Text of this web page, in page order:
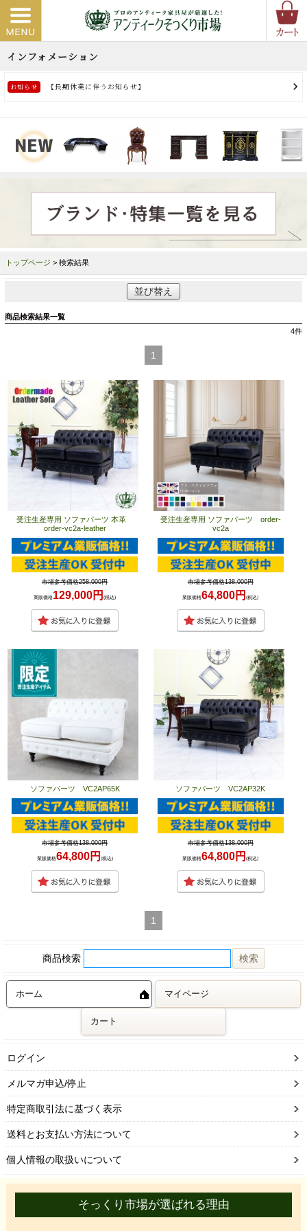
トップページ > 検索結果
並び替え
商品検索結果一覧
4件
1
受注生産専用 ソファパーツ 本革
order-vc2a-leather
市場参考価格258,000円
業販価格129,000円(税込)
受注生産専用 ソファパーツ order-
vc2a
市場参考価格138,000円
業販価格64,800円(税込)
ソファパーツ VC2AP65K
市場参考価格138,000円
業販価格64,800円 (税込)
ソファパーツ VC2AP32K
市場参考価格138,000円
業販価格64,800円(税込)
1
商品検索
ホーム マイページ
カート
ログイン
メルマガ申込/停止
特定商取引法に基づく表示
送料とお支払い方法について
個人情報の取扱いについて
そっくり市場が選ばれる理由